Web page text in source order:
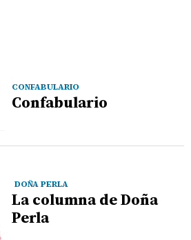
CONFABULARIO
Confabulario
DOÑA PERLA
La columna de Doña
Perla